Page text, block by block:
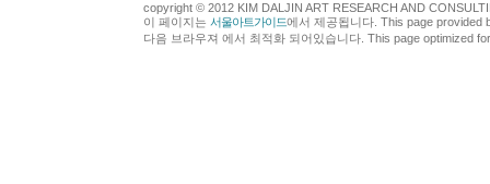
copyright © 2012 KIM DALJIN ART RESEARCH AND
이 페이지는 서울아트가이드에서 제공됩니다. This page provided
다음 브라우져 에서 최적화 되어있습니다. This page optimized